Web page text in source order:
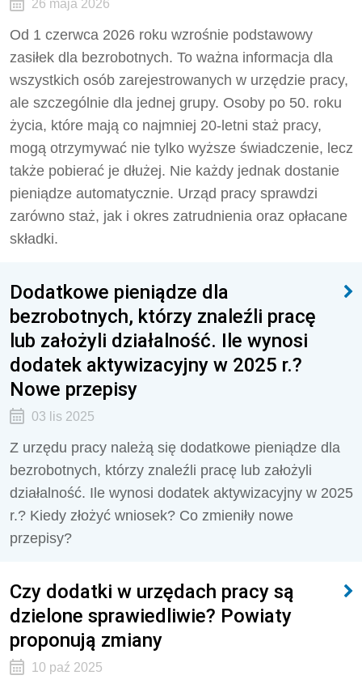
26 maja 2026
Od 1 czerwca 2026 roku wzrośnie podstawowy
zasiłek dla bezrobotnych. To ważna informacja dla
wszystkich osób zarejestrowanych w urzędzie pracy,
ale szczególnie dla jednej grupy. Osoby po 50. roku
życia, które mają co najmniej 20-letni staż pracy,
mogą otrzymywać nie tylko wyższe świadczenie, lecz
także pobierać je dłużej. Nie każdy jednak dostanie
pieniądze automatycznie. Urząd pracy sprawdzi
zarówno staż, jak i okres zatrudnienia oraz opłacane
składki.
Dodatkowe pieniądze dla
bezrobotnych, którzy znaleźli pracę
lub założyli działalność. Ile wynosi
dodatek aktywizacyjny w 2025 r.?
Nowe przepisy
03 lis 2025
Z urzędu pracy należą się dodatkowe pieniądze dla
bezrobotnych, którzy znaleźli pracę lub założyli
działalność. Ile wynosi dodatek aktywizacyjny w 2025
r.? Kiedy złożyć wniosek? Co zmieniły nowe
przepisy?
Czy dodatki w urzędach pracy są
dzielone sprawiedliwie? Powiaty
proponują zmiany
10 paź 2025